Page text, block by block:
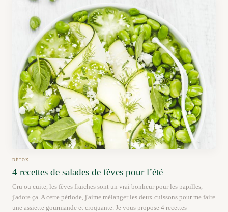
DÉTOX
4 recettes de salades de fèves pour l’été
Cru ou cuite, les fèves fraiches sont un vrai bonheur pour les papilles,
j'adore ça. A cette période, j'aime mélanger les deux cuissons pour me faire
une assiette gourmande et croquante. Je vous propose 4 recettes